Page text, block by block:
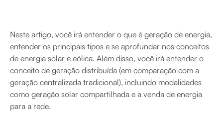
Neste artigo, você irá entender o que é geração de energia,
entender os principais tipos e se aprofundar nos conceitos
de energia solar e eólica. Além disso, você irá entender o
conceito de geração distribuída (em comparação com a
geração centralizada tradicional), incluindo modalidades
como geração solar compartilhada e a venda de energia
para a rede.